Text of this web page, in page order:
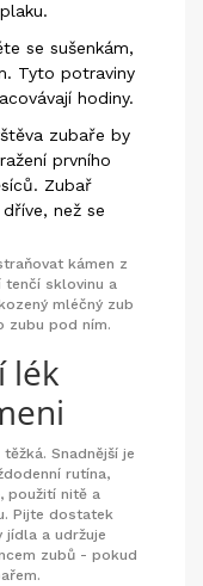
se sušenkám,
Tyto potraviny
hodiny.
zubaře by
prvního
Zubař
než se
kámen z
tenčí sklovinu a
mléčný zub
zubu pod ním.
lék
Snadnější je
rutína,
použití nitě a
Pijte dostatek
jídla a udržuje
zubů - pokud